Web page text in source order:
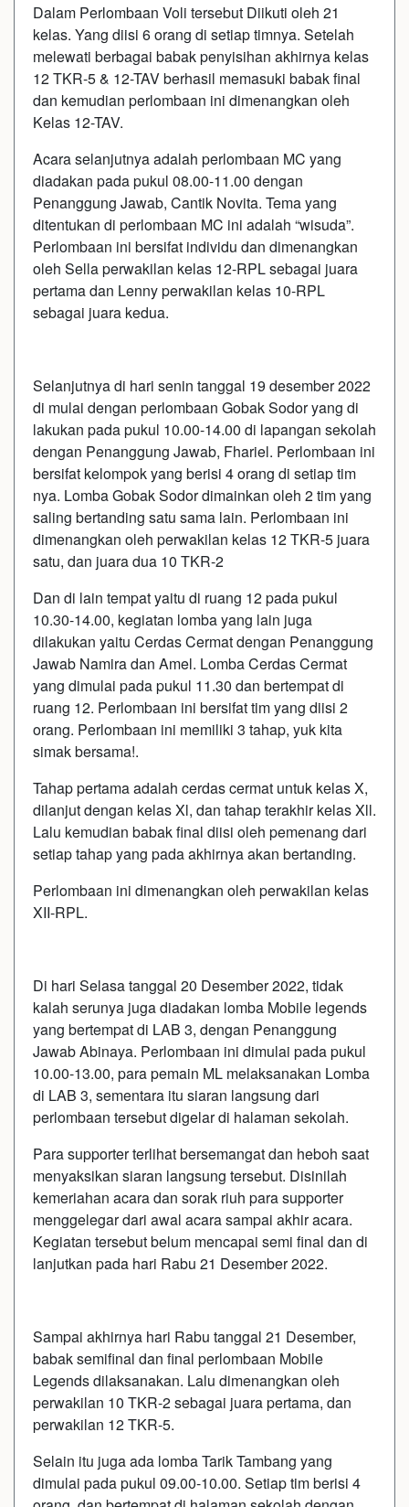
Dalam Perlombaan Voli tersebut Diikuti oleh 21
kelas. Yang diisi 6 orang di setiap timnya. Setelah
melewati berbagai babak penyisihan akhirnya kelas
12 TKR-5 & 12-TAV berhasil memasuki babak final
dan kemudian perlombaan ini dimenangkan oleh
Kelas 12-TAV.
Acara selanjutnya adalah perlombaan MC yang
diadakan pada pukul 08.00-11.00 dengan
Penanggung Jawab, Cantik Novita. Tema yang
ditentukan di perlombaan MC ini adalah “wisuda”.
Perlombaan ini bersifat individu dan dimenangkan
oleh Sella perwakilan kelas 12-RPL sebagai juara
pertama dan Lenny perwakilan kelas 10-RPL
sebagai juara kedua.
Selanjutnya di hari senin tanggal 19 desember 2022
di mulai dengan perlombaan Gobak Sodor yang di
lakukan pada pukul 10.00-14.00 di lapangan sekolah
dengan Penanggung Jawab, Fhariel. Perlombaan ini
bersifat kelompok yang berisi 4 orang di setiap tim
nya. Lomba Gobak Sodor dimainkan oleh 2 tim yang
saling bertanding satu sama lain. Perlombaan ini
dimenangkan oleh perwakilan kelas 12 TKR-5 juara
satu, dan juara dua 10 TKR-2
Dan di lain tempat yaitu di ruang 12 pada pukul
10.30-14.00, kegiatan lomba yang lain juga
dilakukan yaitu Cerdas Cermat dengan Penanggung
Jawab Namira dan Amel. Lomba Cerdas Cermat
yang dimulai pada pukul 11.30 dan bertempat di
ruang 12. Perlombaan ini bersifat tim yang diisi 2
orang. Perlombaan ini memiliki 3 tahap, yuk kita
simak bersama!.
Tahap pertama adalah cerdas cermat untuk kelas X,
dilanjut dengan kelas Xl, dan tahap terakhir kelas Xll.
Lalu kemudian babak final diisi oleh pemenang dari
setiap tahap yang pada akhirnya akan bertanding.
Perlombaan ini dimenangkan oleh perwakilan kelas
XII-RPL.
Di hari Selasa tanggal 20 Desember 2022, tidak
kalah serunya juga diadakan lomba Mobile legends
yang bertempat di LAB 3, dengan Penanggung
Jawab Abinaya. Perlombaan ini dimulai pada pukul
10.00-13.00, para pemain ML melaksanakan Lomba
di LAB 3, sementara itu siaran langsung dari
perlombaan tersebut digelar di halaman sekolah.
Para supporter terlihat bersemangat dan heboh saat
menyaksikan siaran langsung tersebut. Disinilah
kemeriahan acara dan sorak riuh para supporter
menggelegar dari awal acara sampai akhir acara.
Kegiatan tersebut belum mencapai semi final dan di
lanjutkan pada hari Rabu 21 Desember 2022.
Sampai akhirnya hari Rabu tanggal 21 Desember,
babak semifinal dan final perlombaan Mobile
Legends dilaksanakan. Lalu dimenangkan oleh
perwakilan 10 TKR-2 sebagai juara pertama, dan
perwakilan 12 TKR-5.
Selain itu juga ada lomba Tarik Tambang yang
dimulai pada pukul 09.00-10.00. Setiap tim berisi 4